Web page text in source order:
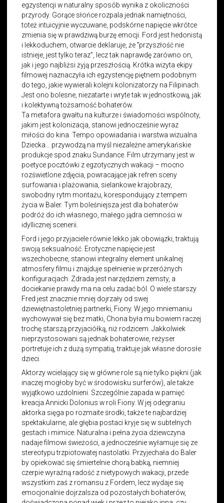
egzystencji w naturalny sposób wynika z okoliczności
przyrody. Gorące słońce rozpala jednak namiętności,
toteż intuicyjnie wyczuwane, podskórne napięcie wkrótce
zmienia się w prawdziwą burzę emocji. Ford jest hedonistą
i lekkoduchem, otwarcie deklaruje, że "przyszłość nie
istnieje, jest tylko teraz”, lecz tak naprawdę zarówno on,
jak i jego najbliżsi żyją przeszłością. Krótka wizyta ekipy
filmowej naznaczyła ich egzystencję piętnem podobnym
do tego, jakie wywierali kolejni kolonizatorzy na Filipinach.
Jest ono bolesne, niezatarte i wryte tak w jednostkową, jak
i kolektywną tożsamość bohaterów.
Ta metafora gwałtu na kulturze i świadomości wspólnoty,
jakim jest kolonizacja, stanowi jednocześnie wyraz
miłości do kina. Tempo opowiadania i warstwa wizualna
Dziecka… przywodzą na myśl niezależne amerykańskie
produkcje spod znaku Sundance. Film utrzymany jest w
poetyce pocztówki z egzotycznych wakacji – mocno
rozświetlone zdjęcia, powracające jak refren sceny
surfowania i plażowania, sielankowe krajobrazy,
swobodny rytm montażu, korespondujący z tempem
życia w Baler. Tym boleśniejsza jest dla bohaterów
podróż do ich własnego, małego jądra ciemności w
idyllicznej scenerii.
Ford i jego przyjaciele równie lekko jak obowiązki, traktują
swoją seksualność. Erotyczne napięcie jest
wszechobecne, stanowi integralny element unikalnej
atmosfery filmu i znajduje spełnienie w przeróżnych
konfiguracjach. Zdrada jest narzędziem zemsty, a
dociekanie prawdy ma na celu zadać ból. O wiele starszy
Fred jest znacznie mniej dojrzały od swej
dziewiętnastoletniej partnerki, Fiony. W jego mniemaniu
wychowywał się bez matki, Chona była mu bowiem raczej
trochę starszą przyjaciółką, niż rodzicem. Jakkolwiek
nieprzystosowani są jednak bohaterowie, reżyser
portretuje ich z dużą sympatią, traktuje jak własne dorosłe
dzieci.
Aktorzy wcielający się w główne role są nie tylko piękni (jak
inaczej mogłoby być w środowisku surferów), ale także
wyjątkowo uzdolnieni. Szczególnie zapada w pamięć
kreacja Annicki Dolonius w roli Fiony. W jej odegraniu
aktorka sięga po rozmaite środki, także te najbardziej
spektakularne, ale głębia postaci kryje się w subtelnych
gestach i mimice. Naturalna i pełna życia dziewczyna
nadaje filmowi świeżości, a jednocześnie wyłamuje się ze
stereotypu trzpiotowatej nastolatki. Przyjechała do Baler
by opiekować się śmiertelnie chorą babką, niemniej
czerpie wyraźną radość z nietypowych wakacji, przede
wszystkim zaś z romansu z Fordem, lecz wydaje się
emocjonalnie dojrzalsza od pozostałych bohaterów,